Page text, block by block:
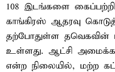
108 இடங்களை
காங்கிரஸ் ஆதரவு
தற்போதுள்ள தவெகவின்
உள்ளது. ஆட்சி
என்ற நிலையில், மற்ற